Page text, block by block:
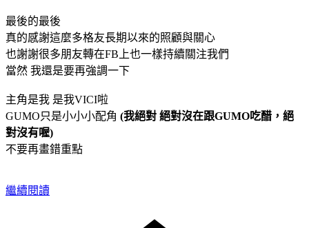
最後的最後
真的感謝這麼多格友長期以來的照顧與關心
也謝謝很多朋友轉在FB上也一樣持續關注我們
當然 我還是要再強調一下
主角是我 是我VICI啦
GUMO只是小小小配角 (我絕對 絕對沒在跟GUMO吃醋，絕
對沒有喔)
不要再畫錯重點
繼續閱讀